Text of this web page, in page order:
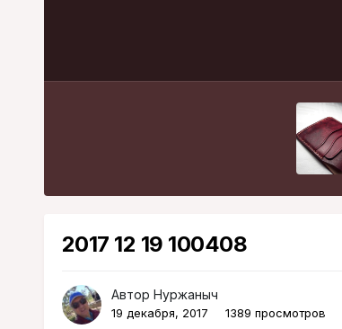
2017 12 19 100408
Автор Нуржаныч
19 декабря, 2017 1389 просмотров